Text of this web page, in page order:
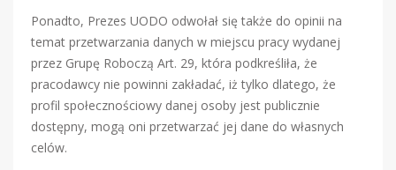
Ponadto, Prezes UODO odwołał się także do opinii na
temat przetwarzania danych w miejscu pracy wydanej
przez Grupę Roboczą Art. 29, która podkreśliła, że
pracodawcy nie powinni zakładać, iż tylko dlatego, że
profil społecznościowy danej osoby jest publicznie
dostępny, mogą oni przetwarzać jej dane do własnych
celów.